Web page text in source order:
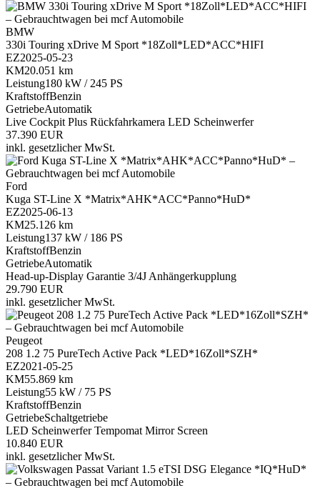
BMW
330i Touring xDrive M Sport *18Zoll*LED*ACC*HIFI
EZ2025-05-23
KM20.051 km
Leistung180 kW / 245 PS
KraftstoffBenzin
GetriebeAutomatik
Live Cockpit Plus Rückfahrkamera LED Scheinwerfer
37.390 EUR
inkl. gesetzlicher MwSt.
Ford
Kuga ST-Line X *Matrix*AHK*ACC*Panno*HuD*
EZ2025-06-13
KM25.126 km
Leistung137 kW / 186 PS
KraftstoffBenzin
GetriebeAutomatik
Head-up-Display Garantie 3/4J Anhängerkupplung
29.790 EUR
inkl. gesetzlicher MwSt.
Peugeot
208 1.2 75 PureTech Active Pack *LED*16Zoll*SZH*
EZ2021-05-25
KM55.869 km
Leistung55 kW / 75 PS
KraftstoffBenzin
GetriebeSchaltgetriebe
LED Scheinwerfer Tempomat Mirror Screen
10.840 EUR
inkl. gesetzlicher MwSt.